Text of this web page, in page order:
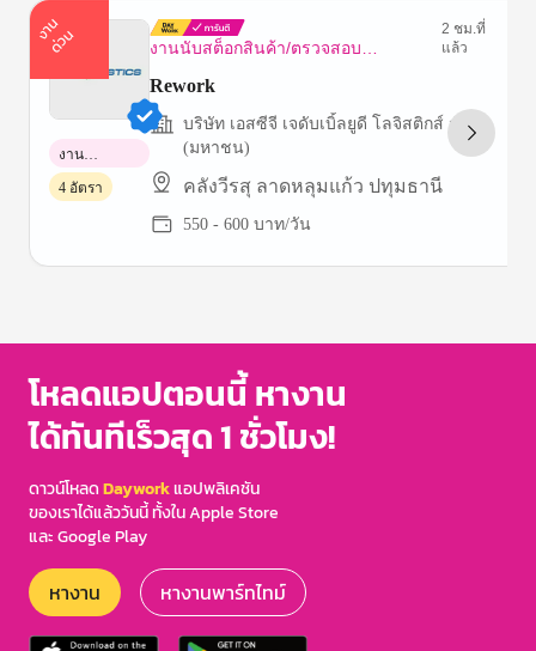
ง
า
น
ด่
ว
น
งานนับสต็อกสินค้า/ตรวจสอบ
2 ชม.ที่
แล้ว
Rework
บริษัท เอสซีจี เจดับเบิ้ลยูดี โลจิสติกส์ จำกัด
(มหาชน)
คลังวีรสุ ลาดหลุมแก้ว ปทุมธานี
550 - 600 บาท/วัน
งาน
พาร์ทไทม์
4 อัตรา
of
โหลดแอปตอนนี้ หางาน
ได้ทันทีเร็วสุด 1 ชั่วโมง!
ดาวน์โหลดDayworkแอปพลิเคชัน
ของเราได้แล้ววันนี้ ทั้งใน Apple Store
และ Google Play
หางาน หางานพาร์ทไทม์